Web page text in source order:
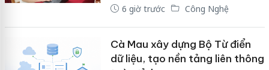
6 giờ trước Công Nghệ
Cà Mau xây dựng Bộ Từ điển
dữ liệu, tạo nền tảng liên thông